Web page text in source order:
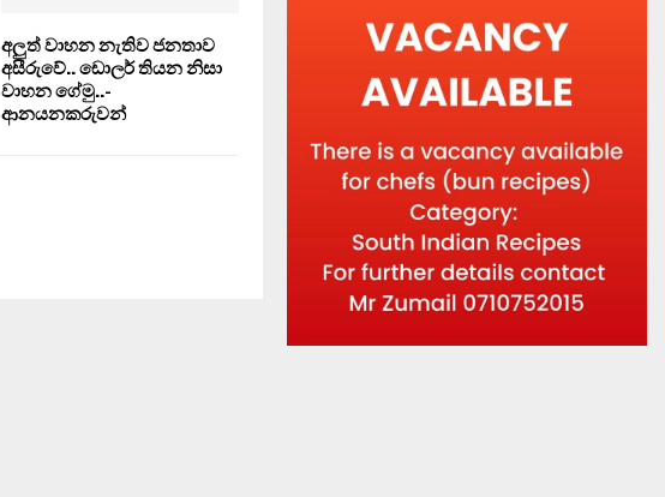
අලුත් වාහන නැතිව ජනතාව
අසීරුවේ.. ඩොලර් තියන නිසා
වාහන ගේමු..-
ආනයනකරුවන්